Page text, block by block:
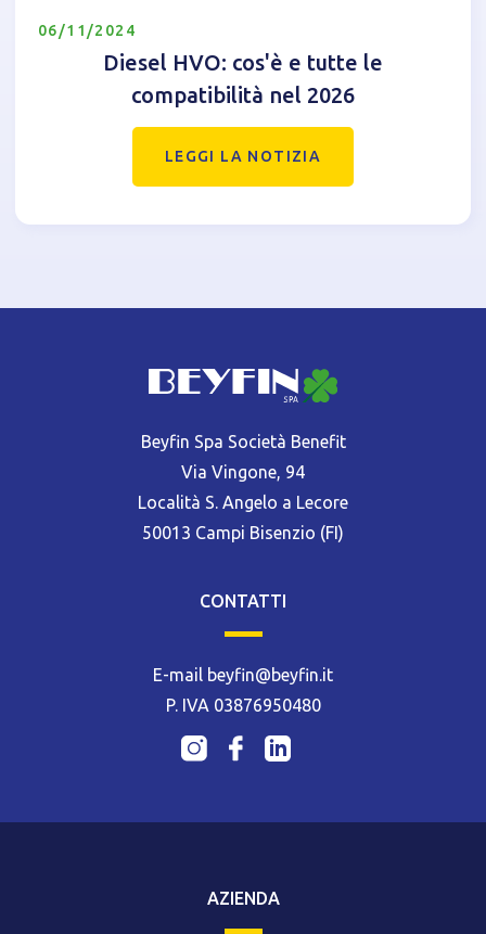
06/11/2024
Diesel HVO: cos'è e tutte le
compatibilità nel 2026
LEGGI LA NOTIZIA
Beyfin Spa Società Benefit
Via Vingone, 94
Località S. Angelo a Lecore
50013 Campi Bisenzio (FI)
CONTATTI
E-mail beyfin@beyfin.it
P. IVA 03876950480
AZIENDA